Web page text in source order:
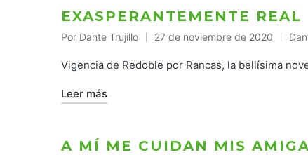
EXASPERANTEMENTE REAL
Publicado
por
Por Dante Trujillo 27 de noviembre de 2020
en
Vigencia de Redoble por Rancas, la bellísima
Leer más
A MÍ ME CUIDAN MIS